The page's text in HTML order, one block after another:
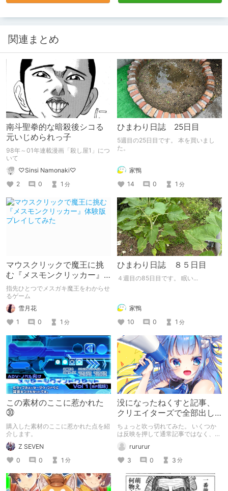
関連まとめ
南斗聖拳的な暗殺後シコる
元いじめられっ子
98年～01年連載漫画「殺し屋1」につ
いて
♡Sinsi Namonaki♡
2
0 1 分
ひまわり日誌 25日目
5週目の25日目です。 本を買いまし
た。
家鴨
14
0 1 分
マウスクリックで魔王に挑
む『メスモンクリッカー』
体験版プレイしてみた
指先ひとつでメスガキ魔王をわからせ
るゲーム
雪月花
1
0 1 分
ひまわり日誌 ８５日目
４週目の85日目です。 眠い...
家鴨
10
0 1 分
この素材のここに惹かれた
㉚
購入した素材のここに惹かれた点を紹
介します。
Z SEVEN
0
0 1 分
没になったねくすと記事、
クリエイターズで全部出し
てみます。
ちょっと吹っ切れてみた。 いくつか
は反映を押して通常記事ではなく、ク
リエイター記事として出してみようか
なと。rururur
3
0 3 分